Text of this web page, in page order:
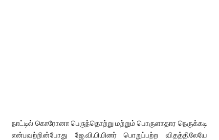
நாட்டில் கொரோனா பெருந்தொற்று மற்றும் பொருளாதார நெருக்கடி
என்பவற்றின்போது ஜே.வி.பியினர் பொறுப்பற்ற விதத்திலேயே